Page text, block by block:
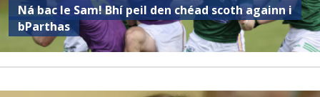
Ná bac le Sam! Bhí peil den chéad scoth againn i
bParthas